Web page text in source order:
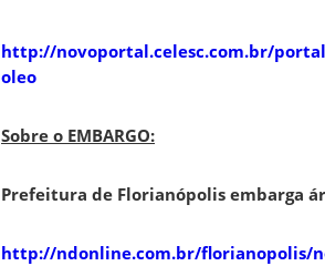
http://novoportal.celesc.com.br/
oleo
Sobre o EMBARGO:
Prefeitura de Florianópolis embarga
http://ndonline.com.br/florianopolis/